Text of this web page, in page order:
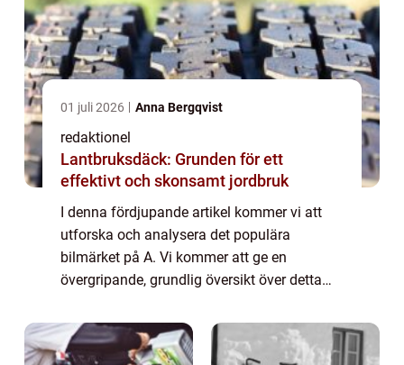
01 juli 2026 Anna Bergqvist
redaktionel
Lantbruksdäck: Grunden för ett
effektivt och skonsamt jordbruk
I denna fördjupande artikel kommer vi att
utforska och analysera det populära
bilmärket på A. Vi kommer att ge en
övergripande, grundlig översikt över detta
och popularitet. Vi kommer också att
presentera kv...